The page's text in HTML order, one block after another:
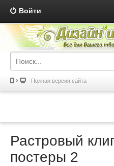
Войти
Полная версия сайта
Растровый
постеры 2